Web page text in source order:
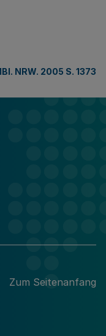
NRW. 2005 S. 1373
Zum Seitenanfang